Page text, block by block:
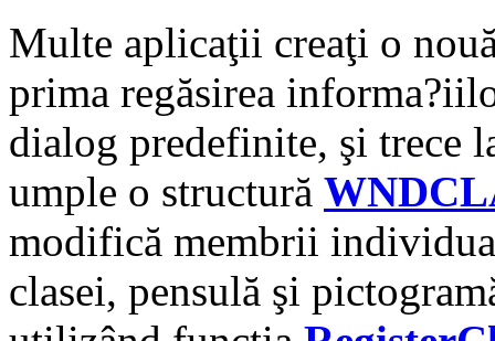
Multe aplicaţii creaţi o
prima regăsirea
dialog predefinite, şi trece
umple o structură
modifică membrii
clasei, pensulă şi